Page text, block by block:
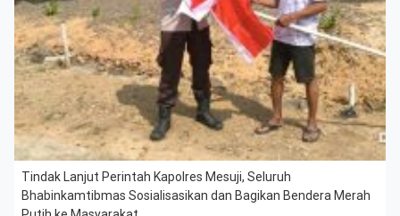
Tindak Lanjut Perintah Kapolres Mesuji, Seluruh
Bhabinkamtibmas Sosialisasikan dan Bagikan Bendera Merah